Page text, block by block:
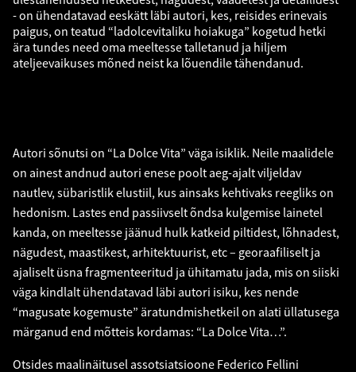
- on ühendatavad eeskätt läbi autori, kes, reisides erinevais
paigus, on teatud “ladolcevitaliku hoiakuga” kogetud hetki
ära tundes need oma meeltesse talletanud ja hiljem
ateljeevaikuses mõned neist ka lõuendile tähendanud.
Autori sõnutsi on “La Dolce Vita” väga isiklik. Neile maalidele
on ainest andnud autori enese poolt aeg-ajalt viljeldav
nautlev, sübaristlik elustiil, kus ainsaks kehtivaks reegliks on
hedonism. Lastes end passiivselt õndsa kulgemise lainetel
kanda, on meeltesse jäänud hulk katkeid piltidest, lõhnadest,
nägudest, maastikest, arhitektuurist, etc – georaafiliselt ja
ajaliselt üsna fragmenteeritud ja ühitamatu jada, mis on siiski
väga kindlalt ühendatavad läbi autori isiku, kes nende
“magusate kogemuste” äratundmishetkeil on alati üllatusega
märganud end mõtteis kordamas: “La Dolce Vita…”.
Otsides maalinäitusel assotsiatsioone Federico Fellini